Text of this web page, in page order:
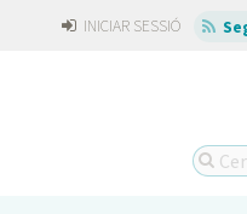
INICIAR SESSIÓ